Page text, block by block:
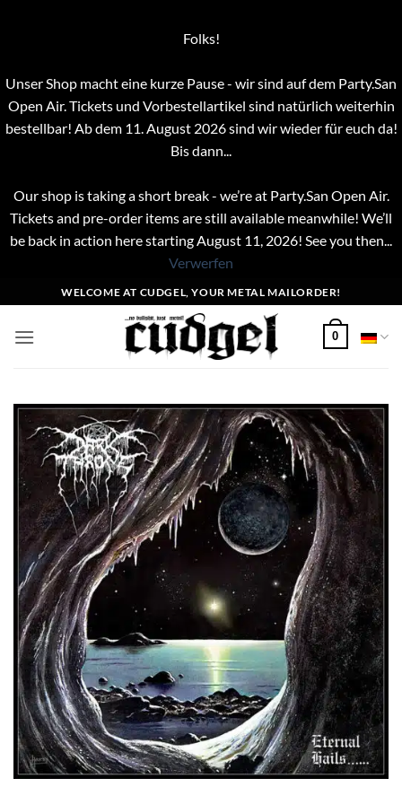
Folks!
Unser Shop macht eine kurze Pause - wir sind auf dem Party.San
Open Air. Tickets und Vorbestellartikel sind natürlich weiterhin
bestellbar! Ab dem 11. August 2026 sind wir wieder für euch da!
Bis dann...
Our shop is taking a short break - we’re at Party.San Open Air.
Tickets and pre-order items are still available meanwhile! We’ll
be back in action here starting August 11, 2026! See you then...
Verwerfen
Inhalt
springen
WELCOME AT CUDGEL, YOUR METAL MAILORDER!
0